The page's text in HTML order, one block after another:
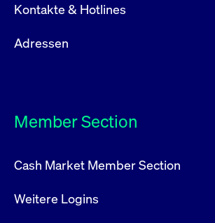
Kontakte & Hotlines
Adressen
Member Section
Cash Market Member Section
Weitere Logins